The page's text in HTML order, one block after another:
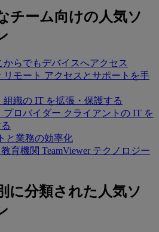
チーム向けの人気ソ
からでもデバイスへアクセス
リモート アクセスとサポートを手
組織の IT を拡張・保護する
プロバイダー クライアントの IT を
と業務の効率化
育機関 TeamViewer テクノロジー
に分類された人気ソ